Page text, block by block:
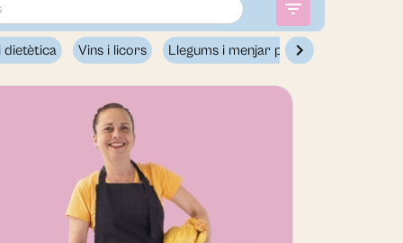
filter_list
dietètica Vins i licors Llegums i menjar preparat
chevron_rightt